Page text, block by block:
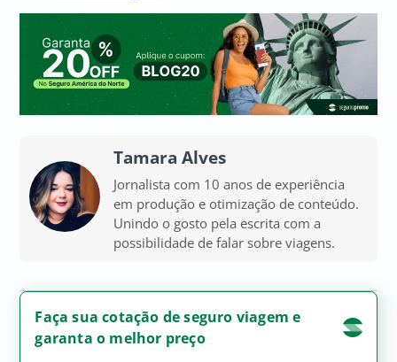
Tamara Alves
Jornalista com 10 anos de experiência
em produção e otimização de conteúdo.
Unindo o gosto pela escrita com a
possibilidade de falar sobre viagens.
Faça sua cotação de seguro viagem e
garanta o melhor preço